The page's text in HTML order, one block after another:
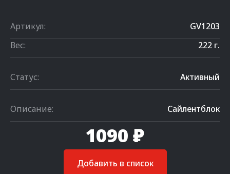
Артикул:
GV1203
Вес:
222 г.
Статус: Активный
Описание: Сайлентблок
1090 ₽
Добавить в список